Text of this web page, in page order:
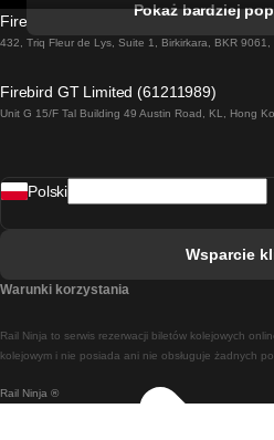
Pociąg Dublin -
Pociąg Rzym -
Pociąg Madryt -
Pociąg Madryt -
Pokaż bardziej
Firebird GT Limited (OC 1451)
432, Triq Fleur de Lys, Suite 1, Birkirkara, BKR 9061,
Firebird GT Limited (61211989)
Unit G 15/F Tal Building 49 Austin Road, KL, Hong
Rail Ninja ®
Rail Ninja to serwis rezerwacji biletów kolejowych
kolejowym i nie posiada ani nie obsługuje żadnych
Polski
Wsparcie
Warunki korzystania